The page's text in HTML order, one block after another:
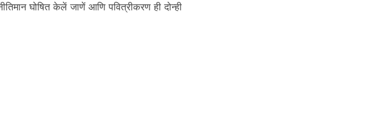
घोषित केलें जाणें आणि पवित्रीकरण ही दोन्ही